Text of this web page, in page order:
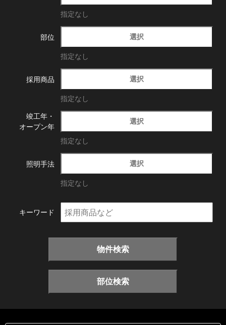
指定なし
部位 選択
指定なし
採用商品 選択
指定なし
竣工年・
オープン年
選択
指定なし
照明手法 選択
指定なし
キーワード
物件検索
部位検索